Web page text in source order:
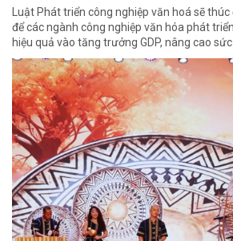
Luật Phát triển công nghiệp văn hoá sẽ
để các ngành công nghiệp văn hóa phát
hiệu quả vào tăng trưởng GDP, nâng cao